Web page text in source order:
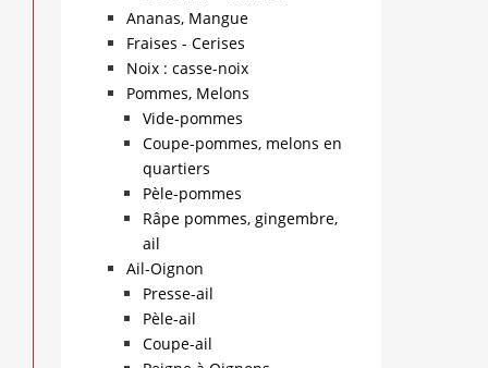
Ananas, Mangue
Fraises - Cerises
Noix : casse-noix
Pommes, Melons
Vide-pommes
Coupe-pommes, melons en
quartiers
Pèle-pommes
Râpe pommes, gingembre,
ail
Ail-Oignon
Presse-ail
Pèle-ail
Coupe-ail